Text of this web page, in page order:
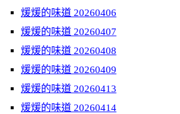
煖煖的味道 20260406
煖煖的味道 20260407
煖煖的味道 20260408
煖煖的味道 20260409
煖煖的味道 20260413
煖煖的味道 20260414